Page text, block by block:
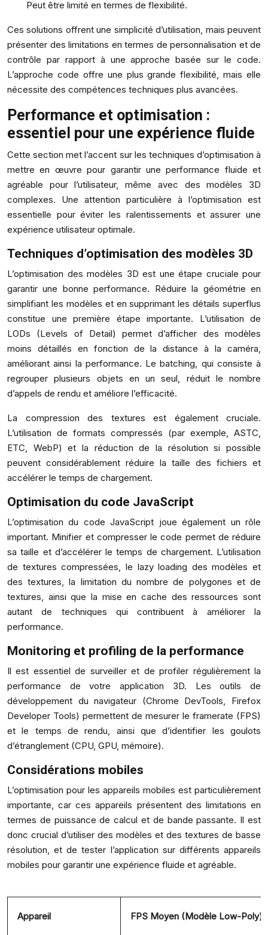
Peut être limité en termes de flexibilité.
Ces solutions offrent une simplicité d’utilisation, mais peuvent
présenter des limitations en termes de personnalisation et de
contrôle par rapport à une approche basée sur le code.
L’approche code offre une plus grande flexibilité, mais elle
nécessite des compétences techniques plus avancées.
Performance et optimisation :
essentiel pour une expérience fluide
Cette section met l’accent sur les techniques d’optimisation à
mettre en œuvre pour garantir une performance fluide et
agréable pour l’utilisateur, même avec des modèles 3D
complexes. Une attention particulière à l’optimisation est
essentielle pour éviter les ralentissements et assurer une
expérience utilisateur optimale.
Techniques d’optimisation des modèles 3D
L’optimisation des modèles 3D est une étape cruciale pour
garantir une bonne performance. Réduire la géométrie en
simplifiant les modèles et en supprimant les détails superflus
constitue une première étape importante. L’utilisation de
LODs (Levels of Detail) permet d’afficher des modèles
moins détaillés en fonction de la distance à la caméra,
améliorant ainsi la performance. Le batching, qui consiste à
regrouper plusieurs objets en un seul, réduit le nombre
d’appels de rendu et améliore l’efficacité.
La compression des textures est également cruciale.
L’utilisation de formats compressés (par exemple, ASTC,
ETC, WebP) et la réduction de la résolution si possible
peuvent considérablement réduire la taille des fichiers et
accélérer le temps de chargement.
Optimisation du code JavaScript
L’optimisation du code JavaScript joue également un rôle
important. Minifier et compresser le code permet de réduire
sa taille et d’accélérer le temps de chargement. L’utilisation
de textures compressées, le lazy loading des modèles et
des textures, la limitation du nombre de polygones et de
textures, ainsi que la mise en cache des ressources sont
autant de techniques qui contribuent à améliorer la
performance.
Monitoring et profiling de la performance
Il est essentiel de surveiller et de profiler régulièrement la
performance de votre application 3D. Les outils de
développement du navigateur (Chrome DevTools, Firefox
Developer Tools) permettent de mesurer le framerate (FPS)
et le temps de rendu, ainsi que d’identifier les goulots
d’étranglement (CPU, GPU, mémoire).
Considérations mobiles
L’optimisation pour les appareils mobiles est particulièrement
importante, car ces appareils présentent des limitations en
termes de puissance de calcul et de bande passante. Il est
donc crucial d’utiliser des modèles et des textures de basse
résolution, et de tester l’application sur différents appareils
mobiles pour garantir une expérience fluide et agréable.
Appareil FPS Moyen (Modèle Low-Poly)